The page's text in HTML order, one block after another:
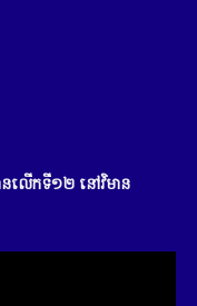
ានលើកទី១២ នៅវិមាន